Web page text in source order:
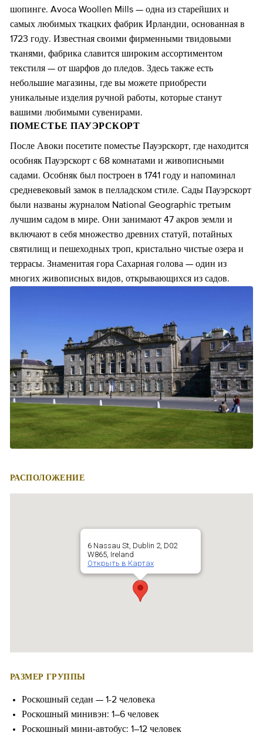
шопинге. Avoca Woollen Mills — одна из старейших и
самых любимых ткацких фабрик Ирландии, основанная в
1723 году. Известная своими фирменными твидовыми
тканями, фабрика славится широким ассортиментом
текстиля — от шарфов до пледов. Здесь также есть
небольшие магазины, где вы можете приобрести
уникальные изделия ручной работы, которые станут
вашими любимыми сувенирами.
ПОМЕСТЬЕ ПАУЭРСКОРТ
После Авоки посетите поместье Пауэрскорт, где находится
особняк Пауэрскорт с 68 комнатами и живописными
садами. Особняк был построен в 1741 году и напоминал
средневековый замок в пелладском стиле. Сады Пауэрскорт
были названы журналом National Geographic третьим
лучшим садом в мире. Они занимают 47 акров земли и
включают в себя множество древних статуй, потайных
святилищ и пешеходных троп, кристально чистые озера и
террасы. Знаменитая гора Сахарная голова — один из
многих живописных видов, открывающихся из садов.
РАСПОЛОЖЕНИЕ
6 Nassau St, Dublin 2, D02
W865, Ireland
Открыть в Картах
РАЗМЕР ГРУППЫ
Роскошный седан — 1-2 человека
Роскошный минивэн: 1–6 человек
Роскошный мини-автобус: 1–12 человек